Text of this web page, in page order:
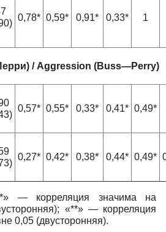
0,78* 0,59* 0,91* 0,33* 1
/ Aggression (Buss—Perry)
0,57* 0,55* 0,33* 0,41* 0,49*
0,27* 0,42* 0,38* 0,44* 0,49*
— корреляция значима на
«**» — корреляция
0,05 (двусторонняя).